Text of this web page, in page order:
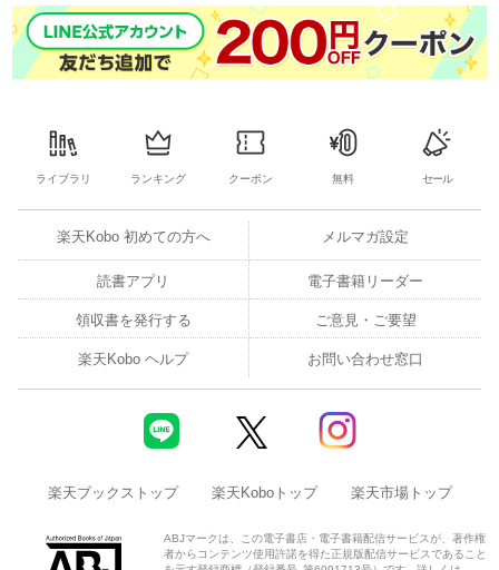
ライブラリ ランキング クーポン 無料 セール
楽天Kobo 初めての方へ メルマガ設定
読書アプリ 電子書籍リーダー
領収書を発行する ご意見・ご要望
楽天Kobo ヘルプ お問い合わせ窓口
楽天ブックストップ 楽天Koboトップ 楽天市場トップ
ABJマークは、この電子書店・電子書籍配信サービスが、著作権
者からコンテンツ使用許諾を得た正規版配信サービスであること